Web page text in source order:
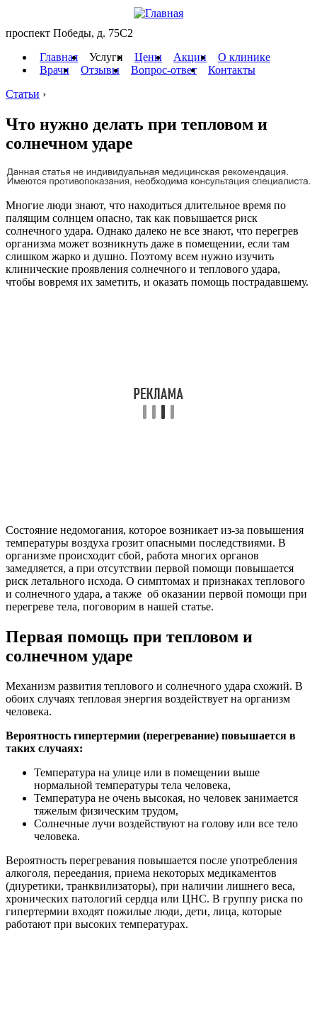
проспект Победы, д. 75C2
Главная
Услуги Цены Акции
О клинике
Врачи
Отзывы Вопрос-ответ
Контакты
Статьи ›
Что нужно делать при тепловом и
солнечном ударе
Многие люди знают, что находиться длительное время по
палящим солнцем опасно, так как повышается риск
солнечного удара. Однако далеко не все знают, что перегрев
организма может возникнуть даже в помещении, если там
слишком жарко и душно. Поэтому всем нужно изучить
клинические проявления солнечного и теплового удара,
чтобы вовремя их заметить, и оказать помощь пострадавшему.
Состояние недомогания, которое возникает из-за повышения
температуры воздуха грозит опасными последствиями. В
организме происходит сбой, работа многих органов
замедляется, а при отсутствии первой помощи повышается
риск летального исхода. О симптомах и признаках теплового
и солнечного удара, а также об оказании первой помощи при
перегреве тела, поговорим в нашей статье.
Первая помощь при тепловом и
солнечном ударе
Механизм развития теплового и солнечного удара схожий. В
обоих случаях тепловая энергия воздействует на организм
человека.
Вероятность гипертермии (перегревание) повышается в
таких случаях:
Температура на улице или в помещении выше
нормальной температуры тела человека,
Температура не очень высокая, но человек занимается
тяжелым физическим трудом,
Солнечные лучи воздействуют на голову или все тело
человека.
Вероятность перегревания повышается после употребления
алкоголя, переедания, приема некоторых медикаментов
(диуретики, транквилизаторы), при наличии лишнего веса,
хронических патологий сердца или ЦНС. В группу риска по
гипертермии входят пожилые люди, дети, лица, которые
работают при высоких температурах.